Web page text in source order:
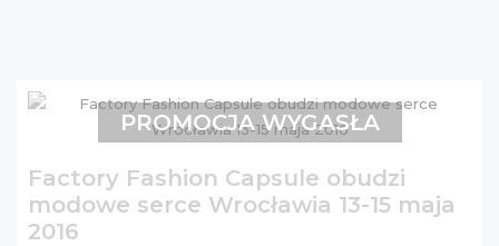
Factory Fashion Capsule obudzi
modowe serce Wrocławia 13-15 maja
2016
PROMOCJA WYGASŁA